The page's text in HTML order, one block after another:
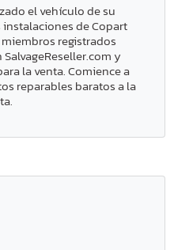
el vehículo de su
de Copart
registrados
y
la venta. Comience a
reparables baratos a la